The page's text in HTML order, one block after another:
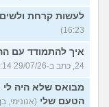
לעשות קרחת
16:23)
איך להתמודד עם
24, כתב ב-29/07/26 16:14)
מבואס שלא היה לי
הטעם שלי (אנונימי, בן 25, כתב ב-29/07/26 16:05)